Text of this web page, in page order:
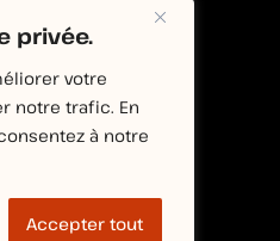
privée.
votre
notre trafic. En
à notre
Accepter tout